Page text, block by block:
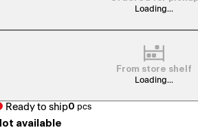
Loading...
From store shelf
Loading...
Ready to ship0 pcs
available